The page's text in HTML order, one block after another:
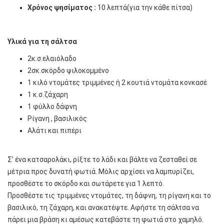
Χρόνος ψησίματος : 10 λεπτά(για την κάθε πίτσα)
Υλικά για τη σάλτσα
2κ.σ.ελαιόλαδο
2σκ.σκόρδο ψιλοκομμένο
1 κιλό ντομάτες τριμμένες ή 2 κουτιά ντομάτα κονκασέ
1 κ.σ.ζάχαρη
1 φύλλο δάφνη
Ρίγανη , βασιλικός
Αλάτι και πιπέρι
Σ’ ένα κατσαρολάκι, ρίξτε το λάδι και βάλτε να ζεσταθεί σε
μέτρια προς δυνατή φωτιά. Μόλις αρχίσει να λαμπυρίζει,
προσθέστε το σκόρδο και σωτάρετε για 1 λεπτό.
Προσθέστε τις τριμμένες ντομάτες, τη δάφνη, τη ρίγανη και το
βασιλικό, τη ζάχαρη, και ανακατέψτε. Αφήστε τη σάλτσα να
πάρει μια βράση κι αμέσως κατεβάστε τη φωτιά στο χαμηλό.